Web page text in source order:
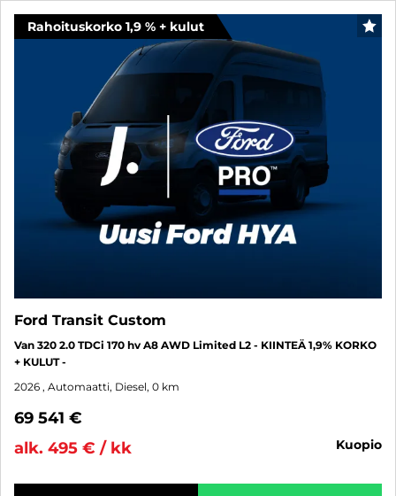
Rahoituskorko 1,9 % + kulut
Ford Transit Custom
Van 320 2.0 TDCi 170 hv A8 AWD Limited L2 - KIINTEÄ 1,9% KORKO
+ KULUT -
2026 , Automaatti, Diesel, 0 km
69 541 €
alk. 495 € / kk
kuopio